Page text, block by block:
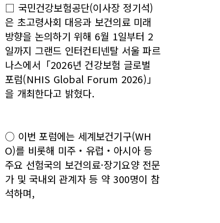
□ 국민건강보험공단(이사장 정기석)
은 초고령사회 대응과 보건의료 미래
방향을 논의하기 위해 6월 1일부터 2
일까지 그랜드 인터컨티넨탈 서울 파르
나스에서「2026년 건강보험 글로벌
포럼(NHIS Global Forum 2026)」
을 개최한다고 밝혔다.
○ 이번 포럼에는 세계보건기구(WH
O)를 비롯해 미주‧유럽‧아시아 등
주요 선험국의 보건의료·장기요양 전문
가 및 국내외 관계자 등 약 300명이 참
석하며,